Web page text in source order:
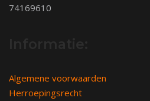
74169610
Algemene voorwaarden
Herroepingsrecht